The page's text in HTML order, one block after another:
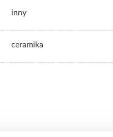
inny
ceramika